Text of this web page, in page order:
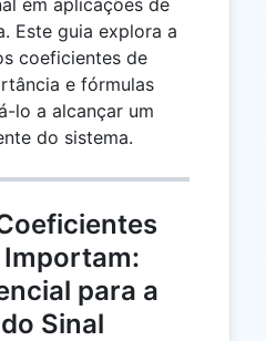
Este guia explora a
coeficientes de
e fórmulas
lo a alcançar um
do sistema.
Importam:
para a
Sinal